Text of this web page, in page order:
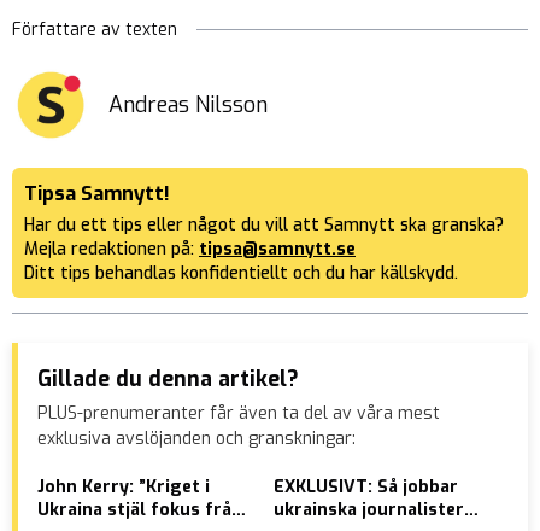
Författare av texten
Andreas Nilsson
Tipsa Samnytt!
Har du ett tips eller något du vill att Samnytt ska granska?
Mejla redaktionen på: tipsa@samnytt.se
Ditt tips behandlas konfidentiellt och du har källskydd.
Gillade du denna artikel?
PLUS-prenumeranter får även ta del av våra mest
exklusiva avslöjanden och granskningar:
John Kerry: ”Kriget i
Ukraina stjäl fokus från
EXKLUSIVT: Så jobbar
ukrainska journalister